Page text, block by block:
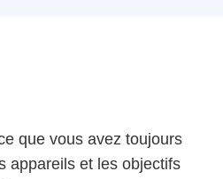
que vous avez toujours
appareils et les objectifs